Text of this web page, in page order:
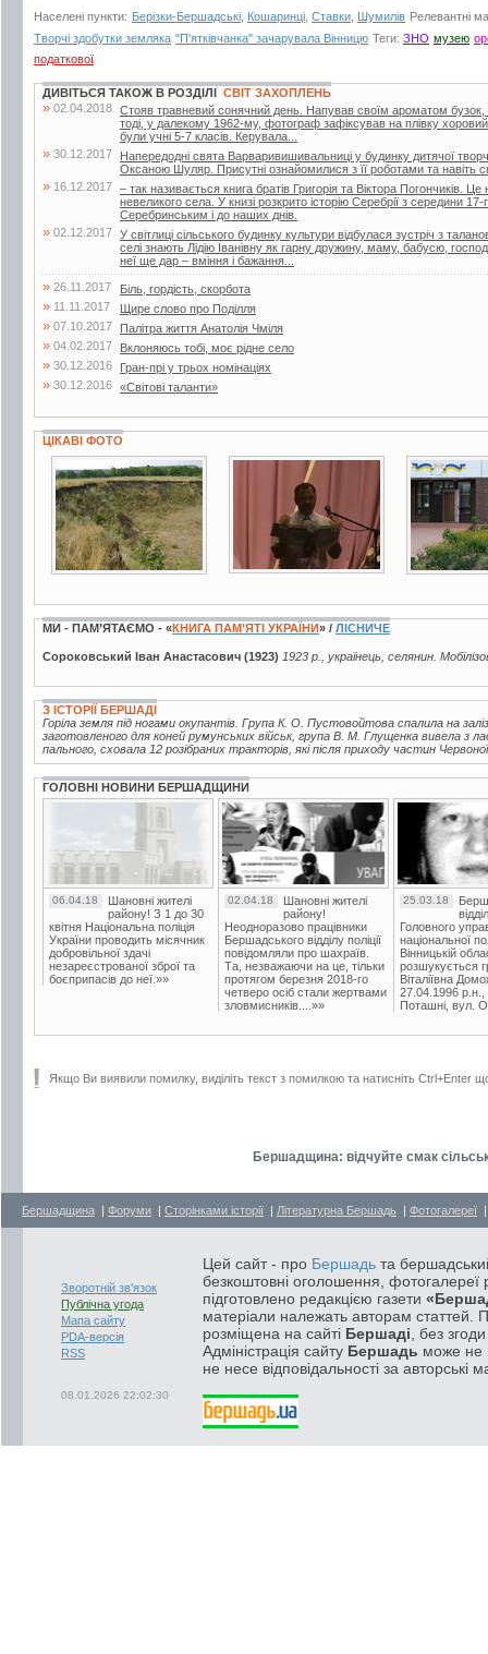
Населені пункти: Берізки-Бершадські Кошаринці Ставки Шумилів Релевантні
Творчі здобутки земляка "П'ятківчанка" зачарувала Вінницю Теги: ЗНО музею
податкової
ДИВІТЬСЯ ТАКОЖ В РОЗДІЛІ СВІТ ЗАХОПЛЕНЬ
» 02.04.2018 Стояв травневий сонячний день. Напував своїм ароматом
тоді, у далекому 1962-му, фотограф зафіксував на плівку
були учні 5-7 класів. Керувала...
» 30.12.2017
Напередодні свята Варваривишивальниці у будинку дитячої
Оксаною Шуляр. Присутні ознайомилися з її роботами та
» 16.12.2017 – так називається книга братів Григорія та Віктора Погончиків.
невеликого села. У книзі розкрито історію Серебрії з середини
Серебринським і до наших днів.
» 02.12.2017 У світлиці сільського будинку культури відбулася зустріч з
селі знають Лідію Іванівну як гарну дружину, маму, бабусю,
неї ще дар – вміння і бажання...
» 26.11.2017 Біль, гордість, скорбота
» 11.11.2017 Щире слово про Поділля
» 07.10.2017 Палітра життя Анатолія Чміля
» 04.02.2017 Вклоняюсь тобі, моє рідне село
» 30.12.2016 Гран-прі у трьох номінаціях
» 30.12.2016 «Світові таланти»
ЦІКАВІ ФОТО
14 фото 13 фото
МИ - ПАМ’ЯТАЄМО - «КНИГА ПАМ’ЯТІ УКРАЇНИ» / ЛІСНИЧЕ
Сороковський Іван Анастасович (1923) 1923 р., українець, селянин.
З ІСТОРІЇ БЕРШАДІ
Горіла земля під ногами окупантів. Група К. О. Пустовойтова спалила на
заготовленого для коней румунських військ, група В. М. Глущенка вивела з
пального, сховала 12 розібраних тракторів, які після приходу частин
ГОЛОВНІ НОВИНИ БЕРШАДЩИНИ
06.04.18
Шановні жителі
району! З 1 до 30
квітня Національна поліція
України проводить місячник
добровільної здачі
незареєстрованої зброї та
боєприпасів до неї.»»
02.04.18
Шановні жителі
району!
Неодноразово працівники
Бершадського відділу поліції
повідомляли про шахраїв.
Та, незважаючи на це, тільки
протягом березня 2018-го
четверо осіб стали жертвами
зловмисників....»»
25.03.18
Головного
національної
Вінницькій
розшукується
Віталіївна
27.04.1996 р.н.,
Поташні, вул.
Якщо Ви виявили помилку, виділіть текст з помилкою та натисніть Ctrl+Enter
Бершадщина: відчуйте смак
Бершадщина | Форуми | Сторінками історії | Літературна Бершадь | Фотогалереї
Зворотній зв'язок
Публічна угода
Мапа сайту
PDA-версія
RSS
08.01.2026 22:02:30
Цей сайт - про Бершадь та
безкоштовні оголошення, фотогалереї
підготовлено редакцією газети
матеріали належать авторам статтей.
розміщена на сайті Бершаді , без
Адміністрація сайту Бершадь може не
не несе відповідальності за авторські